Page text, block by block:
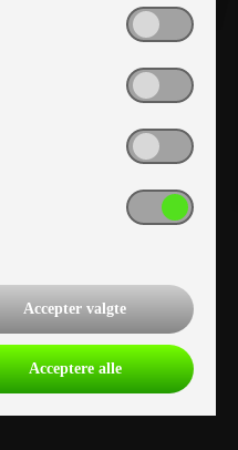
Accepter valgte
Acceptere alle